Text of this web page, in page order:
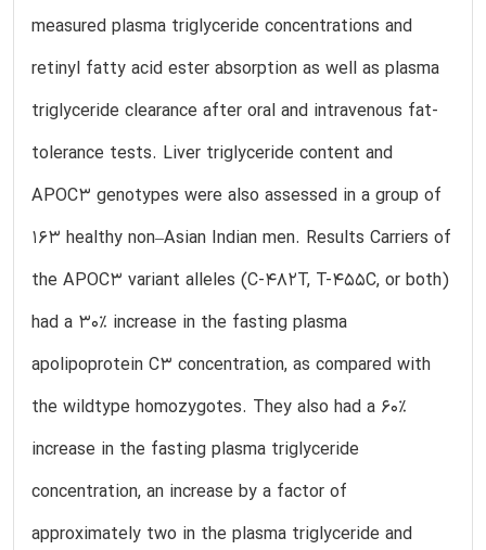
measured plasma triglyceride concentrations and
retinyl fatty acid ester absorption as well as plasma
triglyceride clearance after oral and intravenous fat-
tolerance tests. Liver triglyceride content and
APOC3 genotypes were also assessed in a group of
163 healthy non–Asian Indian men. Results Carriers of
the APOC3 variant alleles (C-482T, T-455C, or both)
had a 30% increase in the fasting plasma
apolipoprotein C3 concentration, as compared with
the wildtype homozygotes. They also had a 60%
increase in the fasting plasma triglyceride
concentration, an increase by a factor of
approximately two in the plasma triglyceride and